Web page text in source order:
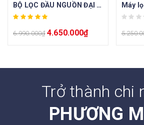
BỘ LỌC ĐẦU NGUỒN ĐẠI THÀNH BELUGA 2.1
6.990.000₫ 4.650.000₫
Trở thành chi
PHƯƠNG